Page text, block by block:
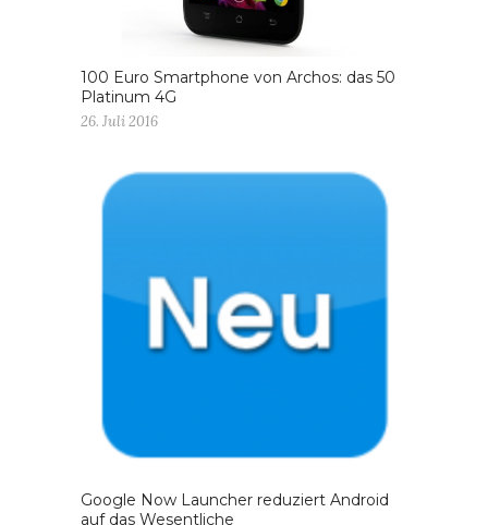
100 Euro Smartphone von Archos: das 50
Platinum 4G
26. Juli 2016
Google Now Launcher reduziert Android
auf das Wesentliche